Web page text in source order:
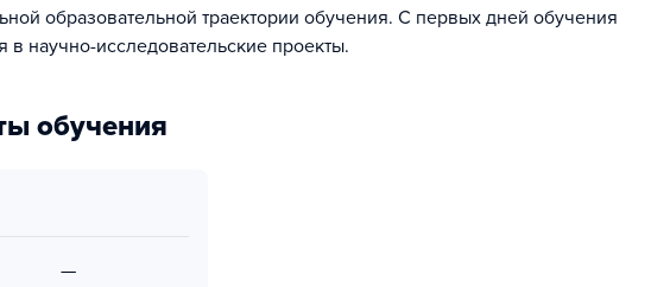
образовательной траектории обучения. С первых дней обучения
в научно-исследовательские проекты.
обучения
—